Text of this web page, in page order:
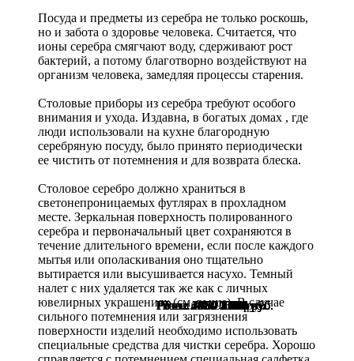
Розн.:3980 2 985руб.
Розн.:3980 2 985руб.
Розн.:3980 2 985руб.
Розн.:4800 3 600руб.
Розн.:5580 2 511руб.
Розн.:1430 1 073руб.
Розн.:1430 1 073руб.
Розн.:1430 1 073руб.
Розн.:2030 1 523руб.
Розн.:2030 1 523руб.
Розн.:2250 1 688руб.
Розн.:2030 1 523руб.
Посуда и предметы из серебра не только роскошь,
но и забота о здоровье человека. Считается, что
ионы серебра смягчают воду, сдерживают рост
бактерий, а потому благотворно воздействуют на
организм человека, замедляя процессы старения.
Столовые приборы из серебра требуют особого
внимания и ухода. Издавна, в богатых домах , где
люди использовали на кухне благородную
серебряную посуду, было принято периодически
ее чистить от потемнения и для возврата блеска.
Столовое серебро должно храниться в
светонепроницаемых футлярах в прохладном
месте. Зеркальная поверхность полированного
серебра и первоначальный цвет сохраняются в
течение длительного времени, если после каждого
мытья или ополаскивания оно тщательно
вытирается или высушивается насухо. Темный
налет с них удаляется так же как с личных
ювелирных украшениях (см. выше). В случае
сильного потемнения или загрязнения
поверхности изделий необходимо использовать
специальные средства для чистки серебра. Хорошо
Розн.:1400 1 050руб.
Розн.:300 225руб.
Розн.:750 563руб.
Розн.:2030 1 523руб.
Розн.:1130 599руб.
Розн.:1550 1 163руб.